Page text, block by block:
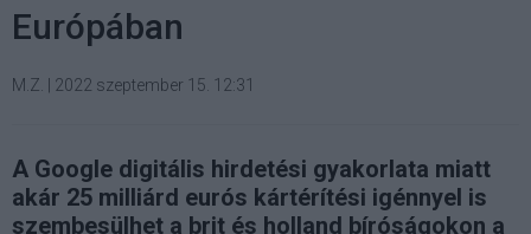
Európában
M.Z. 2022 szeptember 15. 12:31
A Google digitális hirdetési gyakorlata miatt
akár 25 milliárd eurós kártérítési igénnyel is
szembesülhet a brit és holland bíróságokon a